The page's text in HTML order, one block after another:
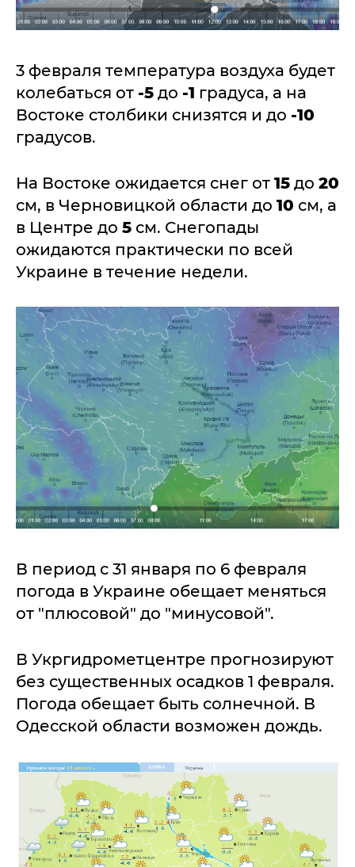
3 февраля температура воздуха будет
колебаться от -5 до -1 градуса, а на
Востоке столбики снизятся и до -10
градусов.
На Востоке ожидается снег от 15 до 20
см, в Черновицкой области до 10 см, а
в Центре до 5 см. Снегопады
ожидаются практически по всей
Украине в течение недели.
В период с 31 января по 6 февраля
погода в Украине обещает меняться
от "плюсовой" до "минусовой".
В Укргидрометцентре прогнозируют
без существенных осадков 1 февраля.
Погода обещает быть солнечной. В
Одесской области возможен дождь.